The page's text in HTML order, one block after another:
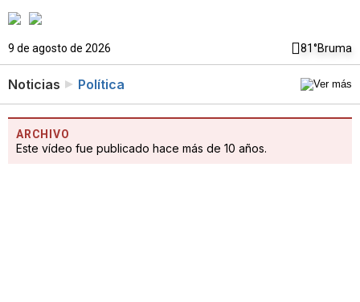
9 de agosto de 2026 81°Bruma
Noticias Política
ARCHIVO
Este vídeo fue publicado hace más de 10 años.